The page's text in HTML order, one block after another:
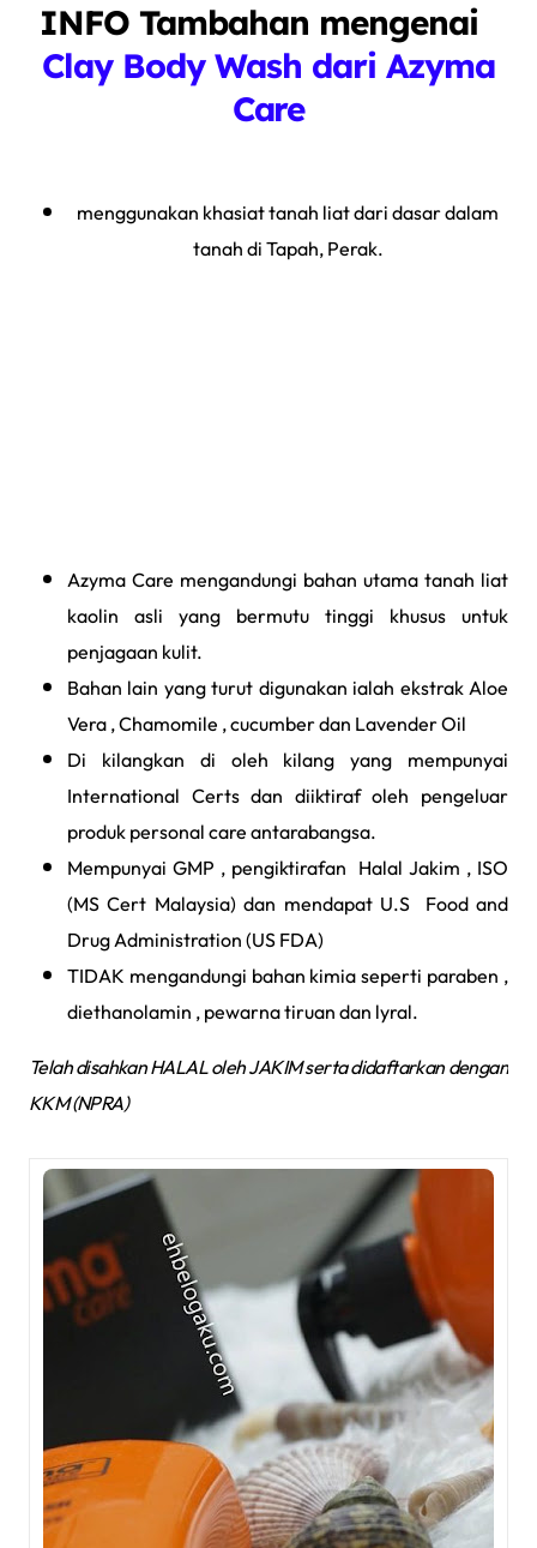
INFO Tambahan mengenai
Clay Body Wash dari Azyma
Care
menggunakan khasiat tanah liat dari dasar dalam
tanah di Tapah, Perak.
Azyma Care mengandungi bahan utama tanah liat
kaolin asli yang bermutu tinggi khusus untuk
penjagaan kulit.
Bahan lain yang turut digunakan ialah ekstrak Aloe
Vera , Chamomile , cucumber dan Lavender Oil
Di kilangkan di oleh kilang yang mempunyai
International Certs dan diiktiraf oleh pengeluar
produk personal care antarabangsa.
Mempunyai GMP , pengiktirafan Halal Jakim , ISO
(MS Cert Malaysia) dan mendapat U.S Food and
Drug Administration (US FDA)
TIDAK mengandungi bahan kimia seperti paraben ,
diethanolamin , pewarna tiruan dan lyral.
Telah disahkan HALAL oleh JAKIM serta didaftarkan dengan
KKM (NPRA)